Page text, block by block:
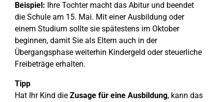
Beispiel: Ihre Tochter macht das Abitur und beendet
die Schule am 15. Mai. Mit einer Ausbildung oder
einem Studium sollte sie spätestens im Oktober
beginnen, damit Sie als Eltern auch in der
Übergangsphase weiterhin Kindergeld oder steuerliche
Freibeträge erhalten.
Tipp
Hat Ihr Kind die Zusage für eine Ausbildung, kann das